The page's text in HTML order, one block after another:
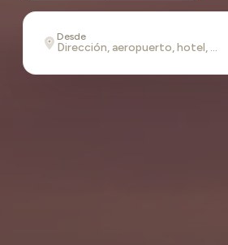
Desde